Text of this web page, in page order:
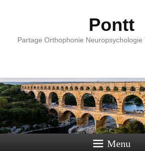
Pontt
Partage Orthophonie
Menu